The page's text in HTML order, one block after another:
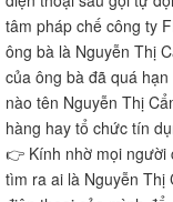
tâm pháp chế công ty
ông bà là Nguyễn Thị
của ông bà đã quá
nào tên Nguyễn Thị
hàng hay tổ chức tín
👉 Kính nhờ mọi người
tìm ra ai là Nguyễn Thị